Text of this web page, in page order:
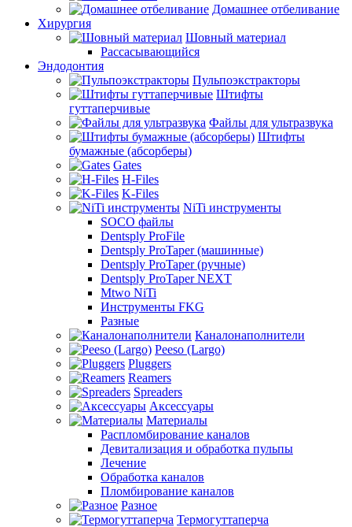
Домашнее отбеливание
Хирургия
Шовный материал
Рассасывающийся
Эндодонтия
Пульпоэкстракторы
Штифты
гуттаперчивые
Файлы для ультразвука
Штифты
бумажные (абсорберы)
Gates
H-Files
K-Files
NiTi инструменты
SOCO файлы
Dentsply ProFile
Dentsply ProTaper (машинные)
Dentsply ProTaper (ручные)
Dentsply ProTaper NEXT
Mtwo NiTi
Инструменты FKG
Разные
Каналонаполнители
Peeso (Largo)
Pluggers
Reamers
Spreaders
Аксессуары
Материалы
Распломбирование каналов
Девитализация и обработка пульпы
Лечение
Обработка каналов
Пломбирование каналов
Разное
Термогуттаперча